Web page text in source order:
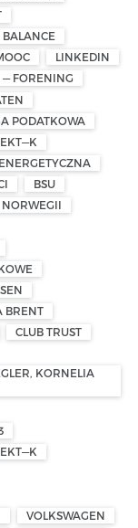
LINKEDIN
— FORENING
PODATKOWA
BSU
BRENT
CLUB TRUST
KORNELIA
VOLKSWAGEN